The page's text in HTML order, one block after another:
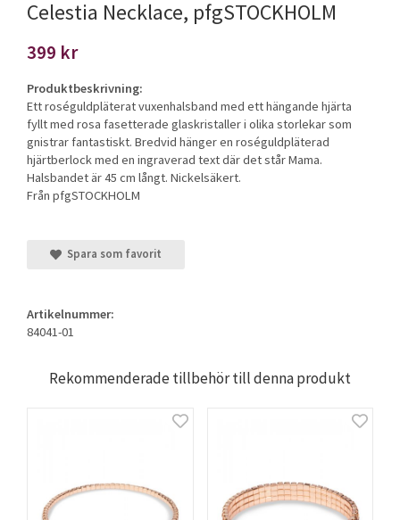
Celestia Necklace, pfgSTOCKHOLM
399 kr
Produktbeskrivning:
Ett roséguldpläterat vuxenhalsband med ett hängande hjärta
fyllt med rosa fasetterade glaskristaller i olika storlekar som
gnistrar fantastiskt. Bredvid hänger en roséguldpläterad
hjärtberlock med en ingraverad text där det står Mama.
Halsbandet är 45 cm långt. Nickelsäkert.
Från pfgSTOCKHOLM
Spara som favorit
Artikelnummer:
84041-01
Rekommenderade tillbehör till denna produkt